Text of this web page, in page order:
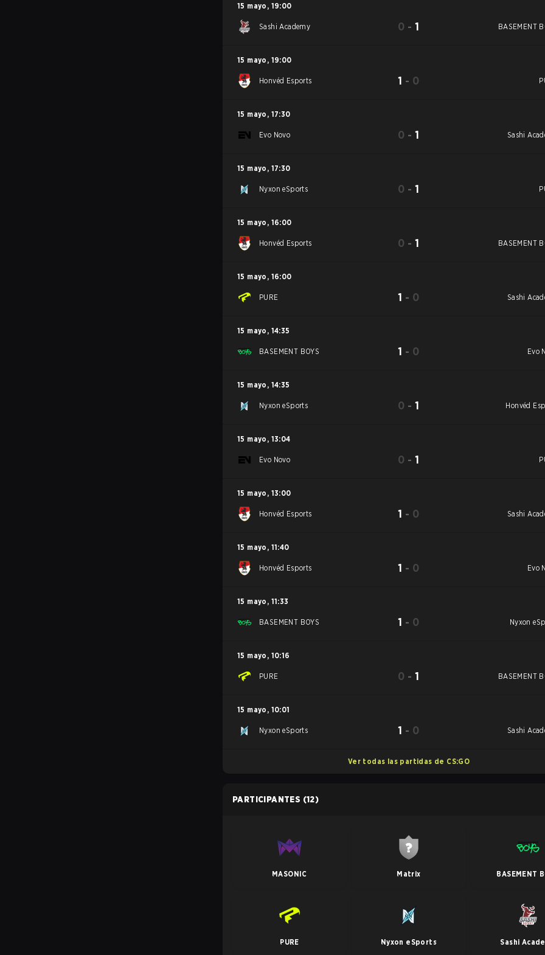
15 mayo , 19:00
Sashi Academy 0 -1 BASEMENT
15 mayo , 19:00
Honvéd Esports 1 - 0
15 mayo , 17:30
Evo Novo 0 -1 Sashi
15 mayo , 17:30
Nyxon eSports 0 -1
15 mayo , 16:00
Honvéd Esports 0 -1 BASEMENT
15 mayo , 16:00
PURE 1 - 0 Sashi
15 mayo , 14:35
BASEMENT BOYS 1 - 0 Evo
15 mayo , 14:35
Nyxon eSports 0 -1 Honvéd
15 mayo , 13:04
Evo Novo 0 -1
15 mayo , 13:00
Honvéd Esports 1 - 0 Sashi
15 mayo , 11:40
Honvéd Esports 1 - 0 Evo
15 mayo , 11:33
BASEMENT BOYS 1 - 0 Nyxon
15 mayo , 10:16
PURE 0 -1 BASEMENT
15 mayo , 10:01
Nyxon eSports 1 - 0 Sashi
Ver todas las partidas de CS:GO
PARTICIPANTES (12)
MASONIC Matrix BASEMENT
PURE Nyxon eSports Sashi